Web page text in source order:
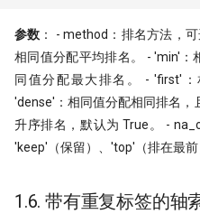
参数 ： - method：排名方法，
相同值分配平均排名。 - 'min'：
同值分配最大排名。 - 'first'
'dense'：相同值分配相同排名，
升序排名，默认为 True。 -
'keep'（保留）、'top'（排在最
1.6. 带有重复标签的轴